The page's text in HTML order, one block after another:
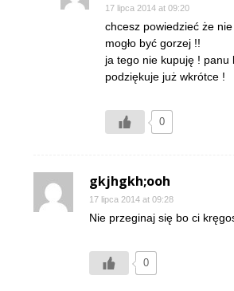
17 lipca 2014 at 09:20
chcesz powiedzieć że
mogło być gorzej !!
ja tego nie kupuję ! panu
podziękuje już wkrótce !
0
gkjhgkh;ooh
17 lipca 2014 at 09:28
Nie przeginaj się bo ci
0